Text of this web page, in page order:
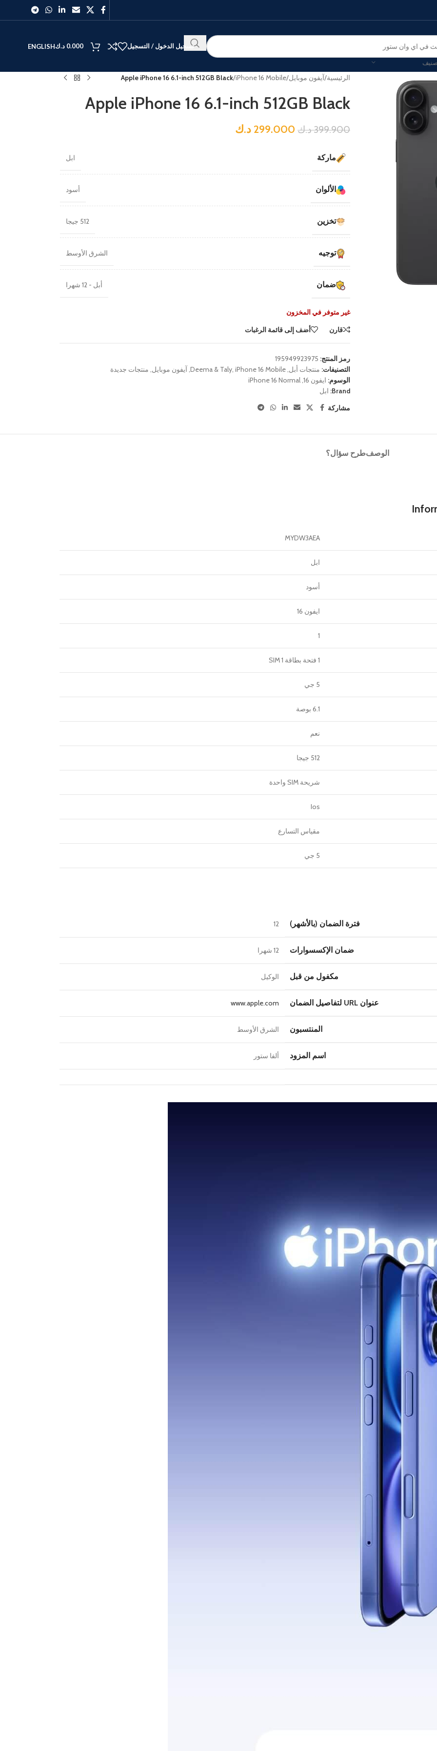
تسجيل الدخول / التسجيل 0.000 د.كENGLISH
الرئيسية/آيفون موبايل/
iPhone 16 Mobile
/
Apple iPhone 16 6.1-inch 512GB Black
Apple iPhone 16 6.1-inch 512GB Black
399.900د.ك 299.000 د.ك
ماركة ابل
الألوان أسود
تخزين 512 جيجا
توجيه الشرق الأوسط
ضمان أبل - 12 شهرا
غير متوفر في المخزون
قارن
أضف إلى قائمة الرغبات
رمز المنتج: 195949923975
التصنيفات: منتجات أبل,
Deema & Taly, iPhone 16 Mobile
,آيفون موبايل, منتجات جديدة
الوسوم: ايفون 16 ,
iPhone 16 Normal
Brand: ابل
مشاركة
الوصفطرح سؤال؟
MYDW3AEA
ابل
أسود
ايفون 16
1
1 فتحة بطاقة SIM 1
5 جي
6.1 بوصة
نعم
512 جيجا
شريحة SIM واحدة
Ios
مقياس التسارع
5 جي
فترة الضمان (بالأشهر) 12
ضمان الإكسسوارات 12 شهرا
مكفول من قبل الوكيل
عنوان URL لتفاصيل الضمان www.apple.com
المنتسبون الشرق الأوسط
اسم المزود ألفا ستور